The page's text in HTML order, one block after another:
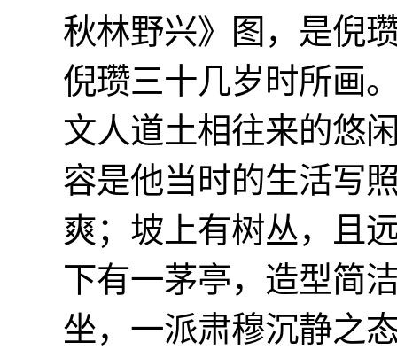
秋林野兴》图，是倪
倪瓒三十几岁时所画
文人道土相往来的悠
容是他当时的生活写
爽；坡上有树丛，且
下有一茅亭，造型简
坐，一派肃穆沉静之